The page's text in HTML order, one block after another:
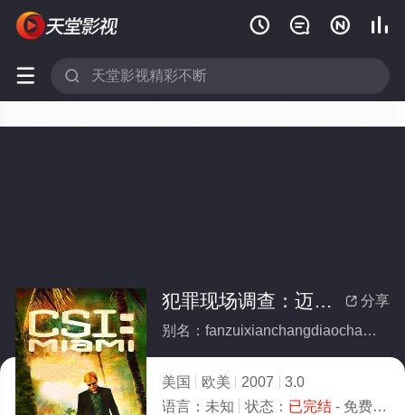
   
 
 分享
犯罪现场调查：迈阿密第六季(全集)
别名：fanzuixianchangdiaochamaiamidiliuji
美国 欧美 2007
3.0
语言： 未知 状态： 已完结- 免费在线观看